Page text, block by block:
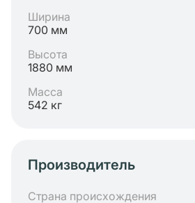
Ширина
700 мм
Высота
1880 мм
Масса
542 кг
Производитель
Страна происхождения